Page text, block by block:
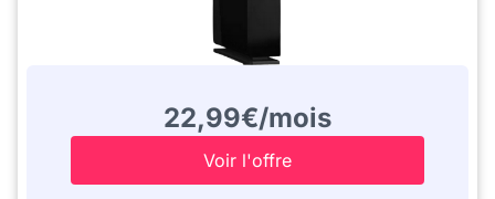
22,99€/mois
Voir l'offre